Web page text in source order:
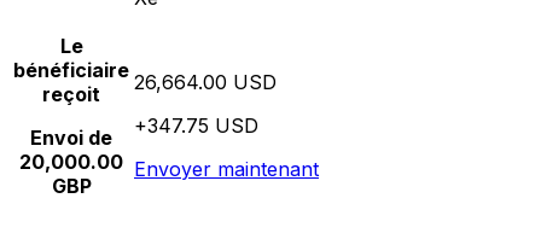
Le
bénéficiaire
reçoit
Envoi de
20,000.00
GBP
26,664.00 USD
+347.75 USD
Envoyer maintenant